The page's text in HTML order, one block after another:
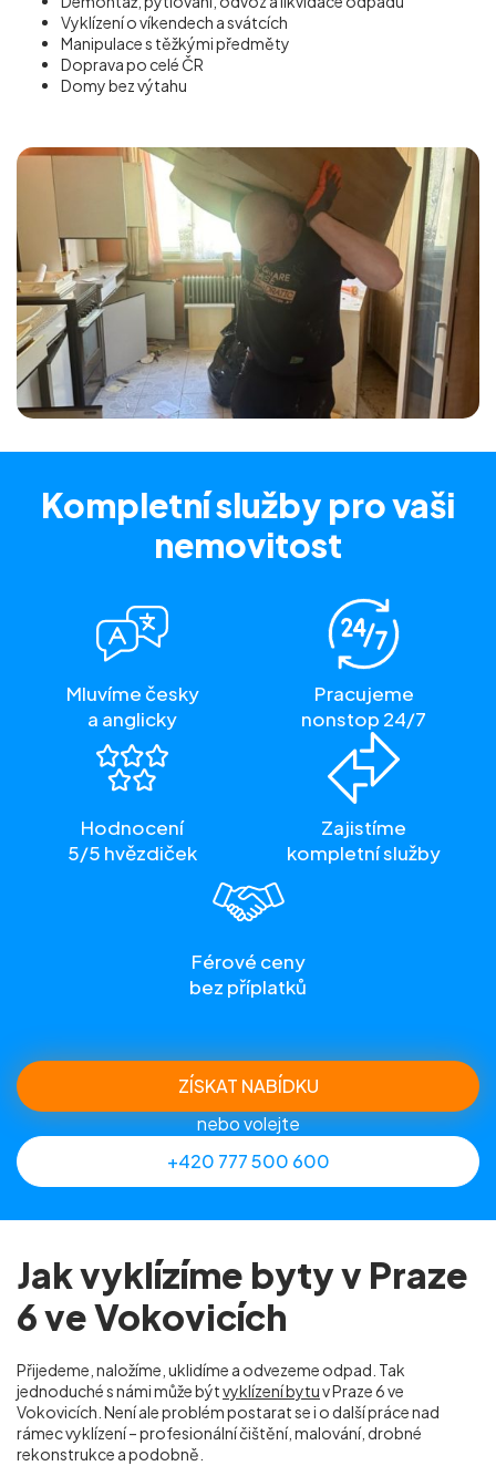
Vyklízení o víkendech a svátcích
Manipulace s těžkými předměty
Doprava po celé ČR
Domy bez výtahu
Kompletní služby pro vaši
nemovitost
Mluvíme česky
a anglicky
Pracujeme
nonstop 24/7
Hodnocení
5/5 hvězdiček
Zajistíme
kompletní služby
Férové ceny
bez příplatků
ZÍSKAT NABÍDKU
nebo volejte
+420 777 500 600
Jak vyklízíme byty v Praze
6 ve Vokovicích
Přijedeme, naložíme, uklidíme a odvezeme odpad. Tak
jednoduché s námi může býtvyklízení bytuv Praze 6 ve
Vokovicích. Není ale problém postarat se i o další práce nad
rámec vyklízení – profesionální čištění, malování, drobné
rekonstrukce a podobně.